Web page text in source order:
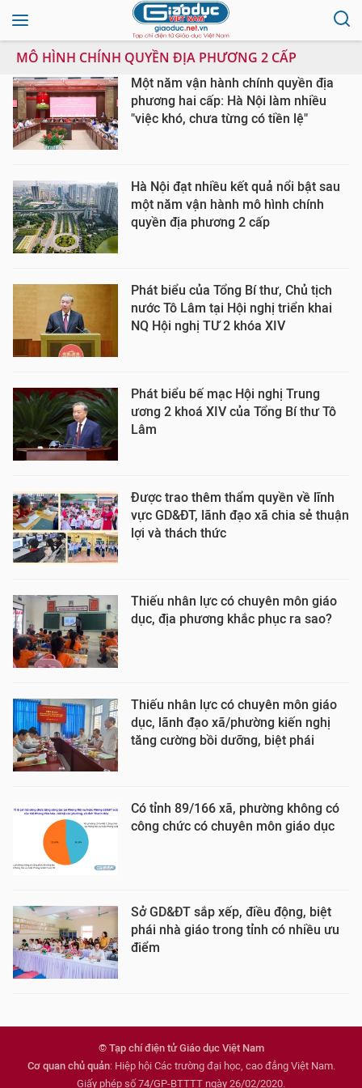
MÔ HÌNH CHÍNH QUYỀN ĐỊA PHƯƠNG 2 CẤP
Một năm vận hành chính quyền địa
phương hai cấp: Hà Nội làm nhiều
"việc khó, chưa từng có tiền lệ"
Hà Nội đạt nhiều kết quả nổi bật sau
một năm vận hành mô hình chính
quyền địa phương 2 cấp
Phát biểu của Tổng Bí thư, Chủ tịch
nước Tô Lâm tại Hội nghị triển khai
NQ Hội nghị TƯ 2 khóa XIV
Phát biểu bế mạc Hội nghị Trung
ương 2 khoá XIV của Tổng Bí thư Tô
Lâm
Được trao thêm thẩm quyền về lĩnh
vực GD&ĐT, lãnh đạo xã chia sẻ thuận
lợi và thách thức
Thiếu nhân lực có chuyên môn giáo
dục, địa phương khắc phục ra sao?
Thiếu nhân lực có chuyên môn giáo
dục, lãnh đạo xã/phường kiến nghị
tăng cường bồi dưỡng, biệt phái
Có tỉnh 89/166 xã, phường không có
công chức có chuyên môn giáo dục
Sở GD&ĐT sắp xếp, điều động, biệt
phái nhà giáo trong tỉnh có nhiều ưu
điểm
© Tạp chí điện tử Giáo dục Việt Nam
Cơ quan chủ quản: Hiệp hội Các trường đại học, cao đẳng Việt Nam.
Giấy phép số 74/GP-BTTTT ngày 26/02/2020.